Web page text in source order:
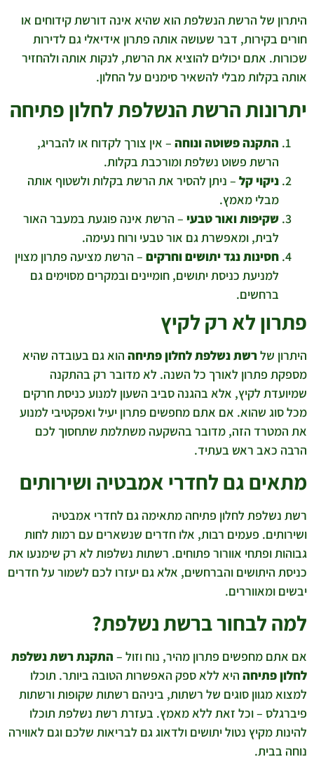
היתרון של הרשת הנשלפת הוא שהיא אינה דורשת קידוחים או
חורים בקירות, דבר שעושה אותה פתרון אידיאלי גם לדירות
שכורות. אתם יכולים להוציא את הרשת, לנקות אותה ולהחזיר
אותה בקלות מבלי להשאיר סימנים על החלון.
יתרונות הרשת הנשלפת לחלון פתיחה
התקנה פשוטה ונוחה – אין צורך לקדוח או להבריג,
הרשת פשוט נשלפת ומורכבת בקלות.
ניקוי קל – ניתן להסיר את הרשת בקלות ולשטוף אותה
מבלי מאמץ.
שקיפות ואור טבעי – הרשת אינה פוגעת במעבר האור
לבית, ומאפשרת גם אור טבעי ורוח נעימה.
חסינות נגד יתושים וחרקים – הרשת מציעה פתרון מצוין
למניעת כניסת יתושים, חומיינים ובמקרים מסוימים גם
ברחשים.
פתרון לא רק לקיץ
היתרון שלרשת נשלפת לחלון פתיחה הוא גם בעובדה שהיא
מספקת פתרון לאורך כל השנה. לא מדובר רק בהתקנה
שמיועדת לקיץ, אלא בהגנה סביב השעון למנוע כניסת חרקים
מכל סוג שהוא. אם אתם מחפשים פתרון יעיל ואפקטיבי למנוע
את המטרד הזה, מדובר בהשקעה משתלמת שתחסוך לכם
הרבה כאב ראש בעתיד.
מתאים גם לחדרי אמבטיה ושירותים
רשת נשלפת לחלון פתיחה מתאימה גם לחדרי אמבטיה
ושירותים. פעמים רבות, אלו חדרים שנשארים עם רמות לחות
גבוהות ופתחי אוורור פתוחים. רשתות נשלפות לא רק שימנעו את
כניסת היתושים והברחשים, אלא גם יעזרו לכם לשמור על חדרים
יבשים ומאווררים.
למה לבחור ברשת נשלפת?
אם אתם מחפשים פתרון מהיר, נוח וזול – התקנת רשת נשלפת
לחלון פתיחה היא ללא ספק האפשרות הטובה ביותר. תוכלו
למצוא מגוון סוגים של רשתות, ביניהם רשתות שקופות ורשתות
פיברגלס – וכל זאת ללא מאמץ. בעזרת רשת נשלפת תוכלו
להינות מקיץ נטול יתושים ולדאוג גם לבריאות שלכם וגם לאווירה
נוחה בבית.